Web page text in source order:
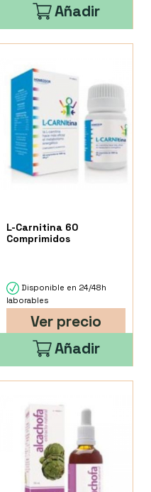
Añadir
L-Carnitina 60
Comprimidos
Disponible en 24/48h
laborables
Ver precio
Añadir